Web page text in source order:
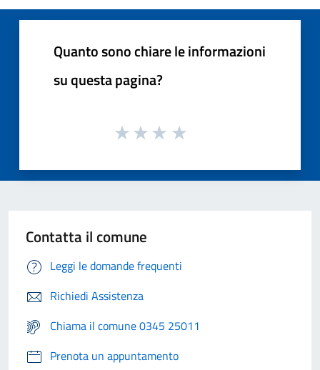
Quanto sono chiare le informazioni
su questa pagina?
Contatta il comune
Leggi le domande frequenti
Richiedi Assistenza
Chiama il comune 0345 25011
Prenota un appuntamento